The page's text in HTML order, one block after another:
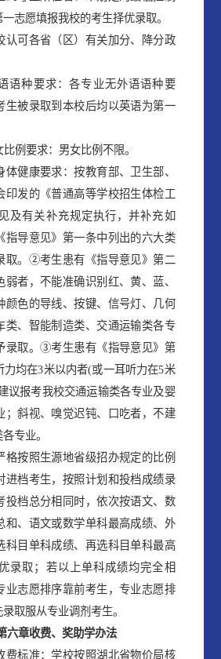
志愿填报我校的考生择优录取。
认可各省（区）有关加分、降分政
语种要求：各专业无外语语种要
生被录取到本校后均以英语为第一
比例要求：男女比例不限。
体健康要求：按教育部、卫生部、
印发的《普通高等学校招生体检工
及有关补充规定执行，并补充如
指导意见》第一条中列出的六大类
取。②考生患有《指导意见》第二
者，不能准确识别红、黄、蓝、
颜色的导线、按键、信号灯、几何
类、智能制造类、交通运输类各专
录取。③考生患有《指导意见》第
力均在3米以内者(或一耳听力在5米
议报考我校交通运输类各专业及婴
；斜视、嗅觉迟钝、口吃者，不建
专业。
格按照生源地省级招办规定的比例
进档考生，按照计划和投档成绩录
投档总分相同时，依次按语文、数
和、语文或数学单科最高成绩、外
科目单科成绩、再选科目单科最高
录取；若以上单科成绩均完全相
业志愿排序靠前考生，专业志愿排
取服从专业调剂考生。
六章收费、奖助学办法
费标准：学校按照湖北省物价局核